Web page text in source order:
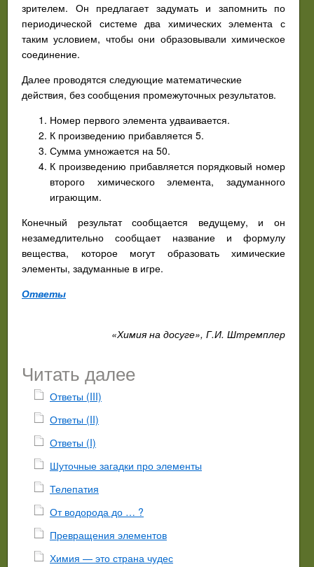
зрителем. Он предлагает задумать и запомнить по
периодической системе два химических элемента с
таким условием, чтобы они образовывали химическое
соединение.
Далее проводятся следующие математические
действия, без сообщения промежуточных результатов.
Номер первого элемента удваивается.
К произведению прибавляется 5.
Сумма умножается на 50.
К произведению прибавляется порядковый номер
второго химического элемента, задуманного
играющим.
Конечный результат сообщается ведущему, и он
незамедлительно сообщает название и формулу
вещества, которое могут образовать химические
элементы, задуманные в игре.
Ответы
«Химия на досуге», Г.И. Штремплер
Читать далее
Ответы (III)
Ответы (II)
Ответы (I)
Шуточные загадки про элементы
Телепатия
От водорода до … ?
Превращения элементов
Химия — это страна чудес